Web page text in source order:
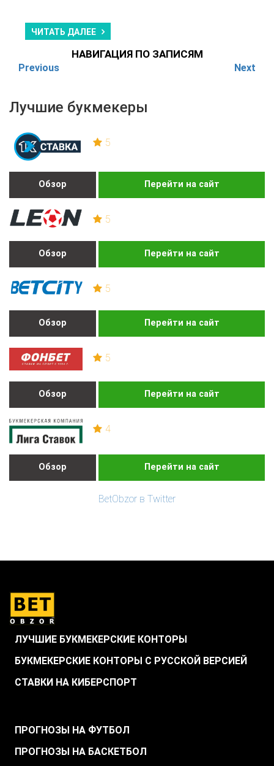
Лучшие букмекеры
5
Обзор Перейти на сайт
5
Обзор Перейти на сайт
5
Обзор Перейти на сайт
5
Обзор Перейти на сайт
4
Обзор Перейти на сайт
BetObzor в Twitter
ЧИТАТЬ ДАЛЕЕ
НАВИГАЦИЯ ПО ЗАПИСЯМ
Previous Next
ЛУЧШИЕ БУКМЕКЕРСКИЕ КОНТОРЫ
БУКМЕКЕРСКИЕ КОНТОРЫ С РУССКОЙ ВЕРСИЕЙ
СТАВКИ НА КИБЕРСПОРТ
ПРОГНОЗЫ НА ФУТБОЛ
ПРОГНОЗЫ НА БАСКЕТБОЛ